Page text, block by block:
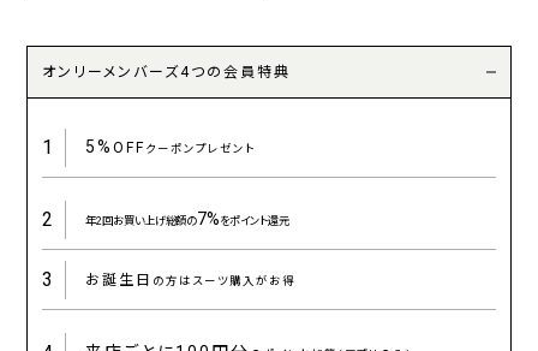
オンリーメンバーズ4つの会員特典
1 5%OFFクーポンプレゼント
2 年2回お買い上げ総額の7%をポイント還元
3 お誕生日 の方はスーツ購入がお得